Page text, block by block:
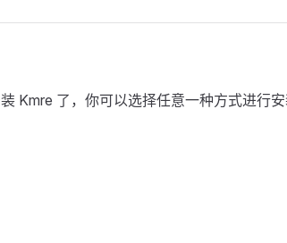
Kmre 了，你可以选择任意一种方式进行安